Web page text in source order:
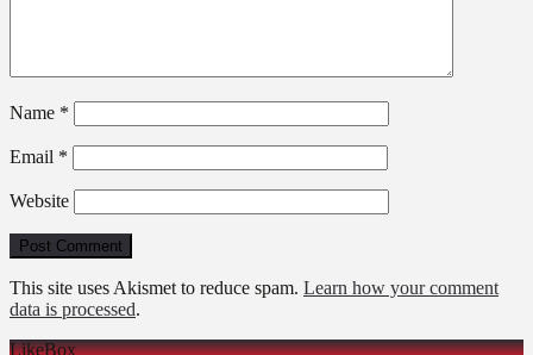
Name *
Email *
Website
This site uses Akismet to reduce spam. Learn how your comment
data is processed.
LikeBox